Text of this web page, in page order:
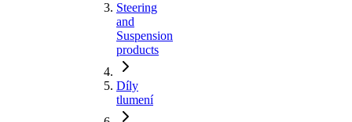
Steering
and
Suspension
products
Díly
tlumení